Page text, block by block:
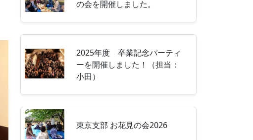
の会を開催しました。
2025年度 卒業記念パーティ
ーを開催しました！（担当：
小田）
東京支部 お花見の会2026